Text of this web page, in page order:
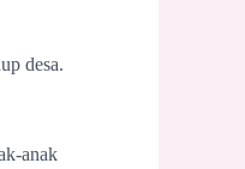
desa.
anak